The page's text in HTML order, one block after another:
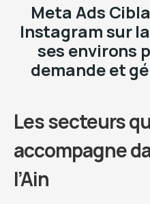
Meta Ads
Instagram sur
ses environs
demande et
Les secteurs
accompagne
l’Ain